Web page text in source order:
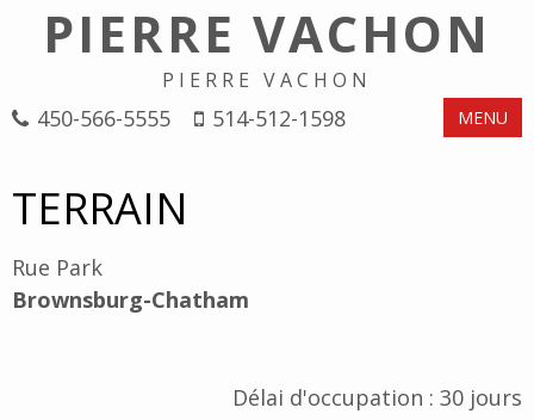
PIERRE VACHON
PIERRE VACHON
450-566-5555 514-512-1598 MENU
TERRAIN
Rue Park
Brownsburg-Chatham
Délai d'occupation : 30 jours